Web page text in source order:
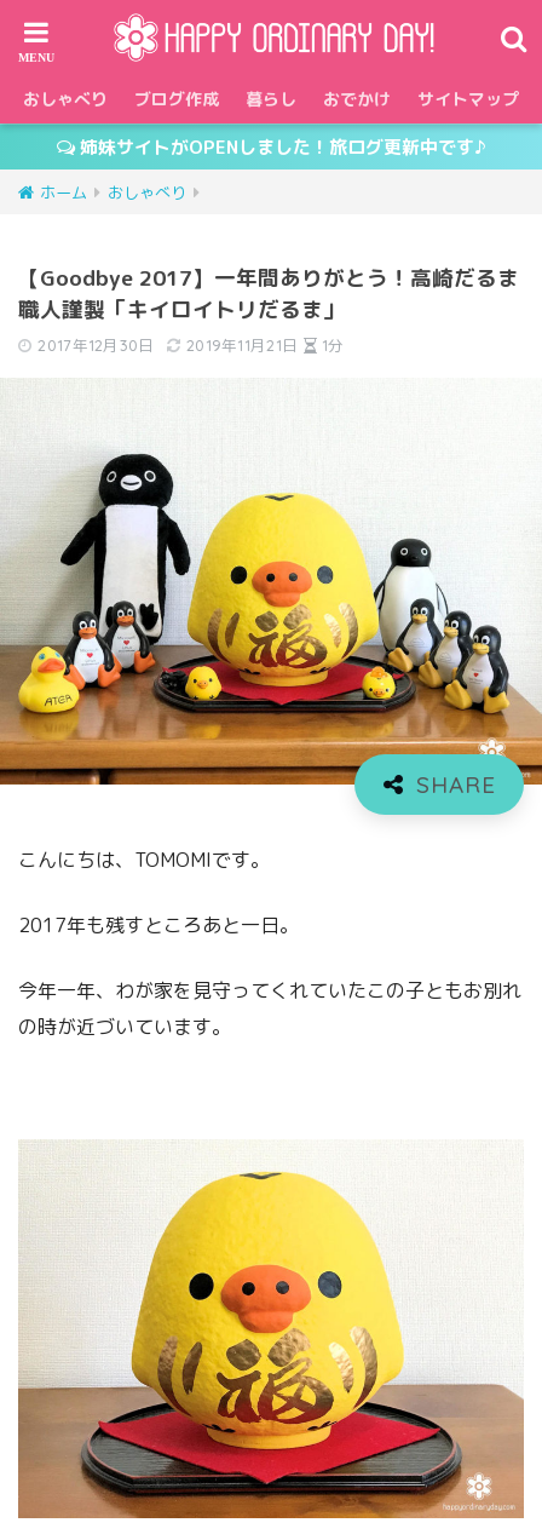
おしゃべり ブログ作成 暮らし おでかけ サイトマップ
姉妹サイトがOPENしました！旅ログ更新中です♪
ホーム おしゃべり
【Goodbye 2017】一年間ありがとう！高崎だるま
職人謹製「キイロイトリだるま」
2017年12月30日 2019年11月21日 1分
こんにちは、TOMOMIです。
2017年も残すところあと一日。
今年一年、わが家を見守ってくれていたこの子ともお別れ
の時が近づいています。